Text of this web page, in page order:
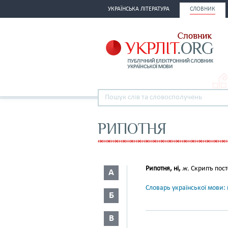
УКРАЇНСЬКА ЛІТЕРАТУРА СЛОВНИК
РИПОТНЯ
А
Б
В
Рипотня, ні, ж. Скрипъ
Словарь української